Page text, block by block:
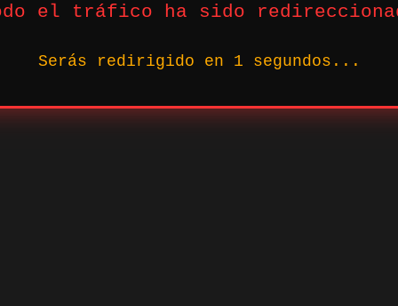
el tráfico ha sido
Serás redirigido en 1 segundos...